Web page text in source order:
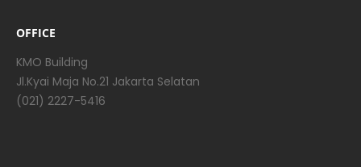
OFFICE
KMO Building
Jl.Kyai Maja No.21 Jakarta Selatan
(021) 2227-5416